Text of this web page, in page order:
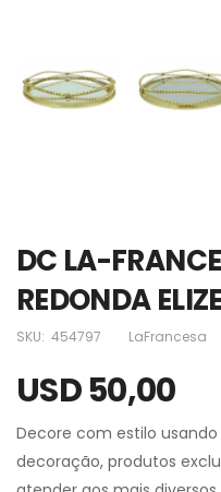
DC LA-
REDONDA
SKU: 454797 LaFrancesa
USD 50,00
Decore com estilo
decoração, produtos